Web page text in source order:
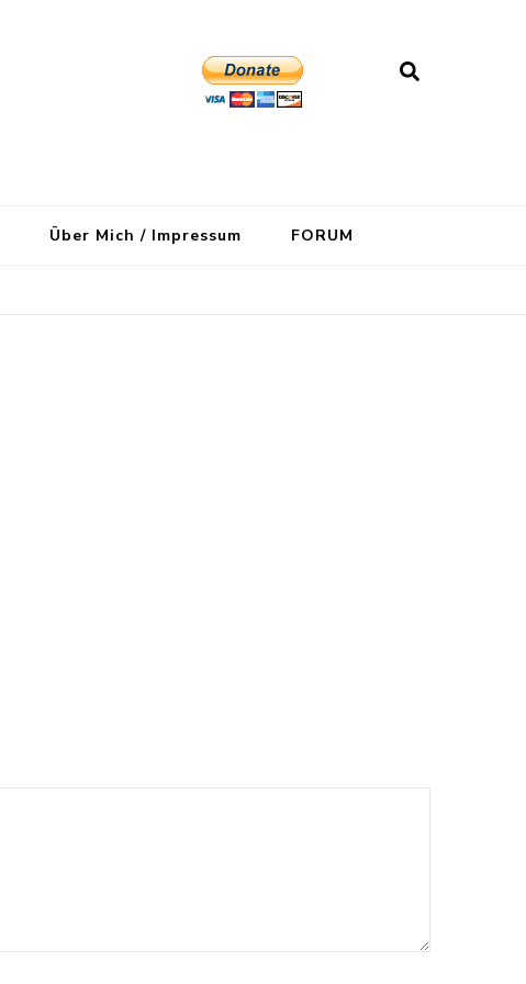
Über Mich / Impressum FORUM